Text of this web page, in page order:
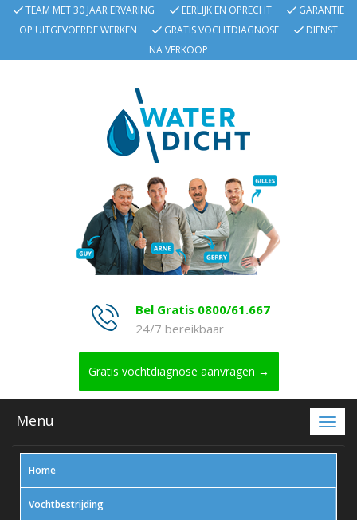
TEAM MET 30 JAAR ERVARING EERLIJK EN OPRECHT
GARANTIE
OP UITGEVOERDE WERKEN
GRATIS VOCHTDIAGNOSE
DIENST
NA VERKOOP
Bel Gratis 0800/61.667
24/7 bereikbaar
Gratis vochtdiagnose aanvragen →
Menu
Home
Vochtbestrijding